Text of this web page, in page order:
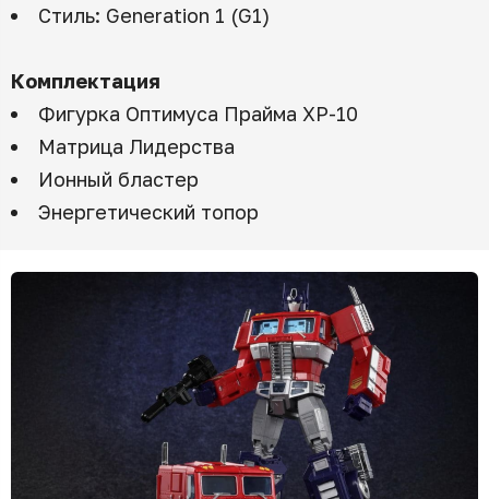
Стиль: Generation 1 (G1)
Комплектация
Фигурка Оптимуса Прайма XP-10
Матрица Лидерства
Ионный бластер
Энергетический топор